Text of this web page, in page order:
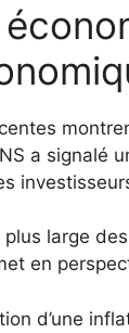
a signalé
large
en
d’une